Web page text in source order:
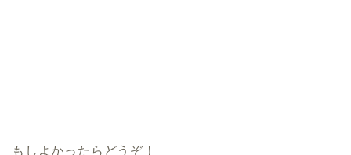
もしよかったらどうぞ！